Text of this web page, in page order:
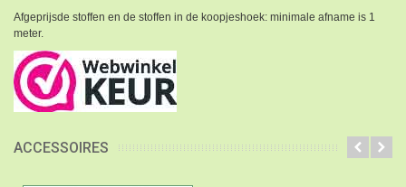
Afgeprijsde stoffen en de stoffen in de koopjeshoek: minimale afname is 1
meter.
ACCESSOIRES